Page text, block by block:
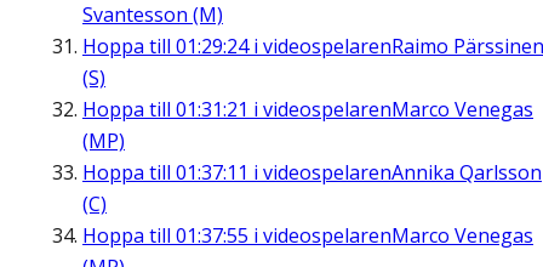
Svantesson (M)
Hoppa till 01:29:24i videospelarenRaimo Pärssinen
(S)
Hoppa till 01:31:21 i videospelarenMarco Venegas
(MP)
Hoppa till 01:37:11 i videospelarenAnnika Qarlsson
(C)
Hoppa till 01:37:55 i videospelarenMarco Venegas